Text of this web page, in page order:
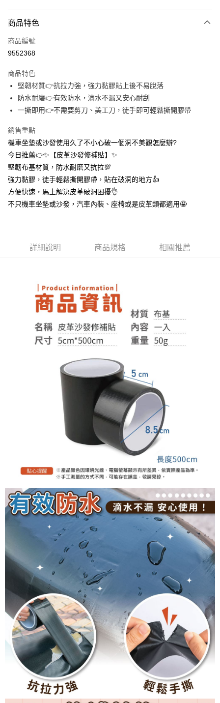
信用卡一次付款
信用卡分期付款
合作金庫商業銀行
華南商業銀行
彰化商業銀行
上海商業儲蓄銀行
台北富邦商業銀行
國泰世華商業銀行
兆豐國際商業銀行
匯豐（台灣）商業銀行
聯邦商業銀行
遠東國際商業銀行
元大商業銀行
台新國際商業銀行
台灣樂天信用卡公司
超商取貨付款
LINE Pay
街口支付
悠遊付
AFTEE先享後付
相關說明
【關於「AFTEE先享後付」】
AFTEE先享後付是「在收到商品之後才付款」的支付方式。 讓您購物簡單
２．訂單成立數日內，您將收到繳費通知簡訊。
３．收到繳費通知簡訊後14天內，點擊此簡訊中的連結，可透過四大超商／
ATM／網路銀行／等多元方式進行付款，方視為交易完成。
※ 請注意：結帳手續完成當下不需立刻繳費，但若您需要取消訂單，請聯絡
購買商品的店家。未經商家同意取消之訂單仍視為有效，需透過AFTEE先享
後付繳納相關費用。
※ 交易是否成功請以「AFTEE先享後付 」之結帳頁面顯示為準，若有關於
是否繳費成功／繳費後需取消欲退款等相關疑問，請聯繫「AFTEE先享後付
１．透過由恩沛科技股份有限公司提供之「AFTEE先享後付」服務完成之交
易，需依本服務之必要範圍內提供個人資料，並將交易相關給付款項請求債
權轉讓予恩沛科技股份有限公司。
２．關於個人資料處理事宜，請瀏覽以下網址：
https://aftee.tw/terms/#terms3
３．未成年的使用者請事先徵得法定代理人或監護人之同意方可使用
「AFTEE先享後付」，若未經同意申辦者引起之損失，本公司不負相關責
４．使用「AFTEE先享後付」時，將依據個別帳號之用戶狀況，依本公司即
時審查核予不同之上限額度；若仍有額度不足之情形，本公司將視審查結果
請求用戶進行身份認證。
５．嚴禁一人註冊多個帳號或使用他人資訊註冊。若發現惡意使用之情形，
恩沛科技股份有限公司將有權停止該用戶之使用額度並採取法律行動。
ATM付款
全家取貨付款
每筆NT$60，滿NT$399(含以上)免運費
7-11取貨付款
付款後7-11取貨
每筆NT$65，滿NT$99(含以上)免運費
商品特色
商品編號
9552368
商品特色
堅韌材質👉抗拉力強，強力黏膠貼上後不易脫落
防水耐磨👉有效防水，滴水不漏又安心耐刮
一撕即用👉不需要剪刀、美工刀，徒手即可輕鬆撕開膠帶
銷售重點
機車坐墊或沙發使用久了不小心破一個洞不美觀怎麼辦?
今日推薦👉✨【皮革沙發修補貼】✨
堅韌布基材質，防水耐磨又抗拉💯
強力黏膠，徒手輕鬆撕開膠帶，貼在破洞的地方👍️
方便快速，馬上解決皮革破洞困擾👌
不只機車坐墊或沙發，汽車內裝、座椅或是皮革類都適用🤩
詳細說明 商品規格 相關推薦